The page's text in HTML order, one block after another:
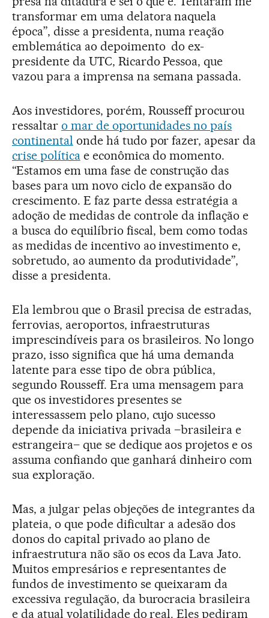
transformar em uma delatora naquela
época”, disse a presidenta, numa reação
emblemática ao depoimento do ex-
presidente da UTC, Ricardo Pessoa, que
vazou para a imprensa na semana passada.
Aos investidores, porém, Rousseff procurou
ressaltar o mar de oportunidades no país
continental onde há tudo por fazer, apesar da
crise políticae econômica do momento.
“Estamos em uma fase de construção das
bases para um novo ciclo de expansão do
crescimento. E faz parte dessa estratégia a
adoção de medidas de controle da inflação e
a busca do equilíbrio fiscal, bem como todas
as medidas de incentivo ao investimento e,
sobretudo, ao aumento da produtividade”,
disse a presidenta.
Ela lembrou que o Brasil precisa de estradas,
ferrovias, aeroportos, infraestruturas
imprescindíveis para os brasileiros. No longo
prazo, isso significa que há uma demanda
latente para esse tipo de obra pública,
segundo Rousseff. Era uma mensagem para
que os investidores presentes se
interessassem pelo plano, cujo sucesso
depende da iniciativa privada –brasileira e
estrangeira– que se dedique aos projetos e os
assuma confiando que ganhará dinheiro com
sua exploração.
Mas, a julgar pelas objeções de integrantes da
plateia, o que pode dificultar a adesão dos
donos do capital privado ao plano de
infraestrutura não são os ecos da Lava Jato.
Muitos empresários e representantes de
fundos de investimento se queixaram da
excessiva regulação, da burocracia brasileira
e da atual volatilidade do real. Eles pediram